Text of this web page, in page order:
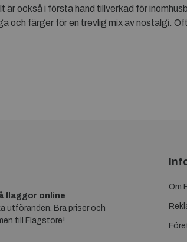
är också i första hand tillverkad för
och färger för en trevlig mix av nostalgi.
flaggor online
utföranden. Bra priser och
till Flagstore!
Om